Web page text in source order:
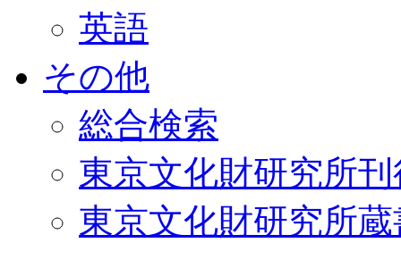
英語
その他
総合検索
東京文化財研究所
東京文化財研究所